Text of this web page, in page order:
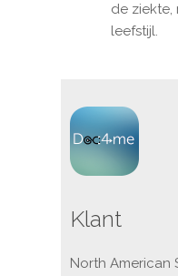
de ziekte,
leefstijl.
Klant
North American